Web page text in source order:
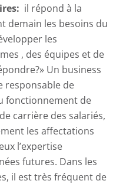
il répond à la
demain les besoins du
les
, des équipes et de
Un business
responsable de
fonctionnement de
carrière des salariés,
les affectations
l’expertise
futures. Dans les
il est très fréquent de